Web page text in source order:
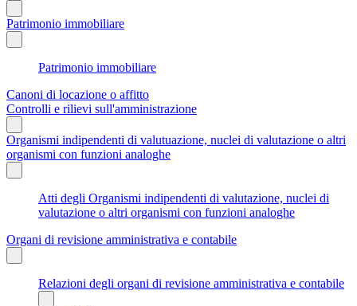
Patrimonio immobiliare
Patrimonio immobiliare
Canoni di locazione o affitto
Controlli e rilievi sull'amministrazione
Organismi indipendenti di valutuazione, nuclei di valutazione o altri
organismi con funzioni analoghe
Atti degli Organismi indipendenti di valutazione, nuclei di
valutazione o altri organismi con funzioni analoghe
Organi di revisione amministrativa e contabile
Relazioni degli organi di revisione amministrativa e contabile